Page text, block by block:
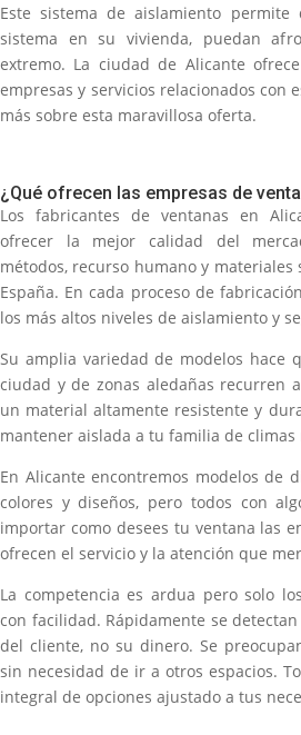
Este sistema de aislamiento permite
sistema en su vivienda, puedan
extremo. La ciudad de Alicante
empresas y servicios relacionados con
más sobre esta maravillosa oferta.
¿Qué ofrecen las empresas de
Los fabricantes de ventanas en
ofrecer la mejor calidad del
métodos, recurso humano y
España. En cada proceso de
los más altos niveles de aislamiento y
Su amplia variedad de modelos hace
ciudad y de zonas aledañas recurren
un material altamente resistente y
mantener aislada a tu familia de climas
En Alicante encontremos modelos de
colores y diseños, pero todos con
importar como desees tu ventana las
ofrecen el servicio y la atención que
La competencia es ardua pero solo
con facilidad. Rápidamente se
del cliente, no su dinero. Se
sin necesidad de ir a otros espacios.
integral de opciones ajustado a tus